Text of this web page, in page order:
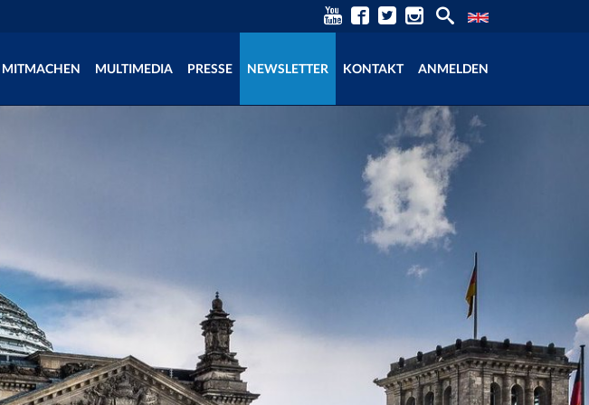
MITMACHEN MULTIMEDIA PRESSE NEWSLETTER KONTAKT ANMELDEN